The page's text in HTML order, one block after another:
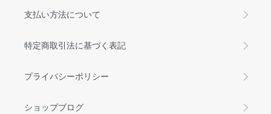
支払い方法について
特定商取引法に基づく表記
プライバシーポリシー
ショップブログ